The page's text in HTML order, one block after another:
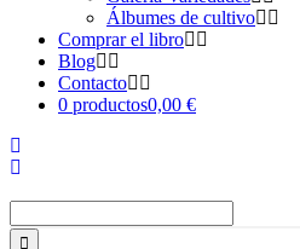
Álbumes de cultivo
Comprar el libro
Blog
Contacto
0 productos0,00 €